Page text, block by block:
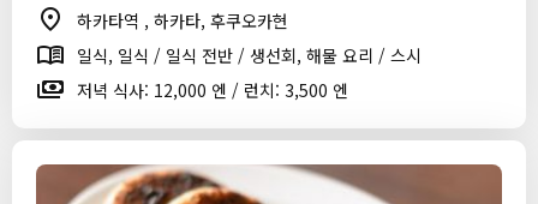
하카타역 , 하카타, 후쿠오카현
일식, 일식 / 일식 전반 / 생선회, 해물 요리 / 스시
저녁 식사: 12,000 엔 / 런치: 3,500 엔